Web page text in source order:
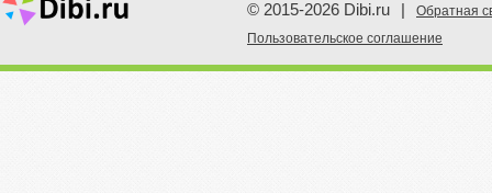
© 2015-2026 Dibi.ru
Обратная
Пoльзовательское соглашение